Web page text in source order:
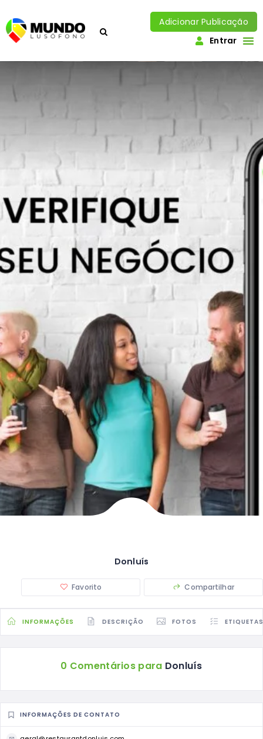
Adicionar Publicação
Entrar
Donluís
Favorito Compartilhar
INFORMAÇÕES DESCRIÇÃO FOTOS ETIQUETAS
0 Comentários para Donluís
INFORMAÇÕES DE CONTATO